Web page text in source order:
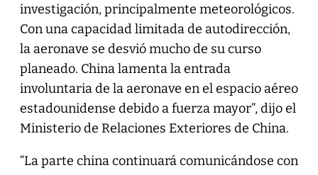
investigación, principalmente meteorológicos.
Con una capacidad limitada de autodirección,
la aeronave se desvió mucho de su curso
planeado. China lamenta la entrada
involuntaria de la aeronave en el espacio aéreo
estadounidense debido a fuerza mayor”, dijo el
Ministerio de Relaciones Exteriores de China.
“La parte china continuará comunicándose con